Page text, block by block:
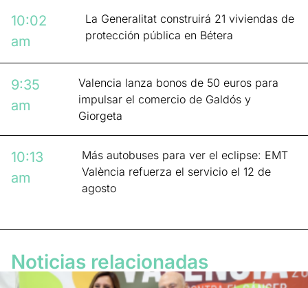
10:02
am
La Generalitat construirá 21 viviendas de
protección pública en Bétera
9:35
am
Valencia lanza bonos de 50 euros para
impulsar el comercio de Galdós y
Giorgeta
10:13
am
Más autobuses para ver el eclipse: EMT
València refuerza el servicio el 12 de
agosto
Noticias relacionadas